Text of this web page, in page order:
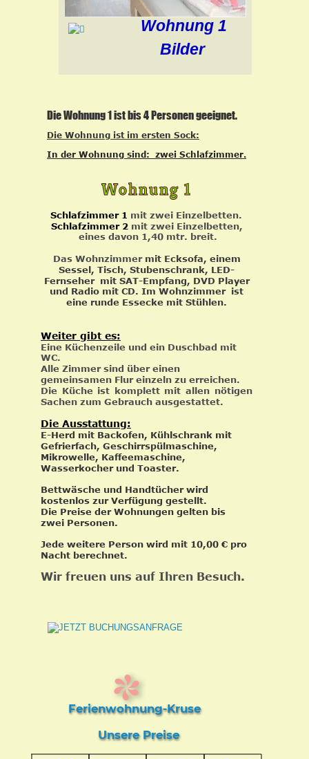
Wohnung 1
Bilder
Wohnung 1
Schlafzimmer 1 mit zwei Einzelbetten.
Schlafzimmer 2 mit zwei Einzelbetten,
eines davon 1,40 mtr. breit.
Das Wohnzimmer mit Ecksofa, einem
Sessel, Tisch, Stubenschrank, LED-
Fernseher  mit SAT-Empfang, DVD Player
und Radio mit CD. Im Wohnzimmer  ist
eine runde Essecke mit Stühlen.
.
Weiter gibt es:
Eine Küchenzeile und ein Duschbad mit
WC.
Alle Zimmer sind über einen
gemeinsamen Flur einzeln zu erreichen.
Die Küche ist komplett mit allen nötigen
Sachen zum Gebrauch ausgestattet.
Die Ausstattung:
E-Herd mit Backofen, Kühlschrank mit
Gefrierfach, Geschirrspülmaschine,
Mikrowelle, Kaffeemaschine,
Wasserkocher und Toaster.
Bettwäsche und Handtücher wird
kostenlos zur Verfügung gestellt.
Die Preise der Wohnungen gelten bis
zwei Personen.
Jede weitere Person wird mit 10,00 € pro
Nacht berechnet.
Wir freuen uns auf Ihren Besuch.
Die Wohnung 1 ist bis 4 Personen geeignet.
Die Wohnung ist im ersten Sock:
In der Wohnung sind:  zwei Schlafzimmer.
Ferienwohnung-Kruse
Unsere Preise